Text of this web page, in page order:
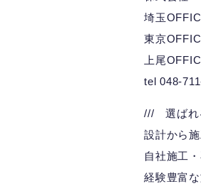
埼玉
東京
上尾
tel 048-
/// 選ば
設計から
自社施工
経験豊富